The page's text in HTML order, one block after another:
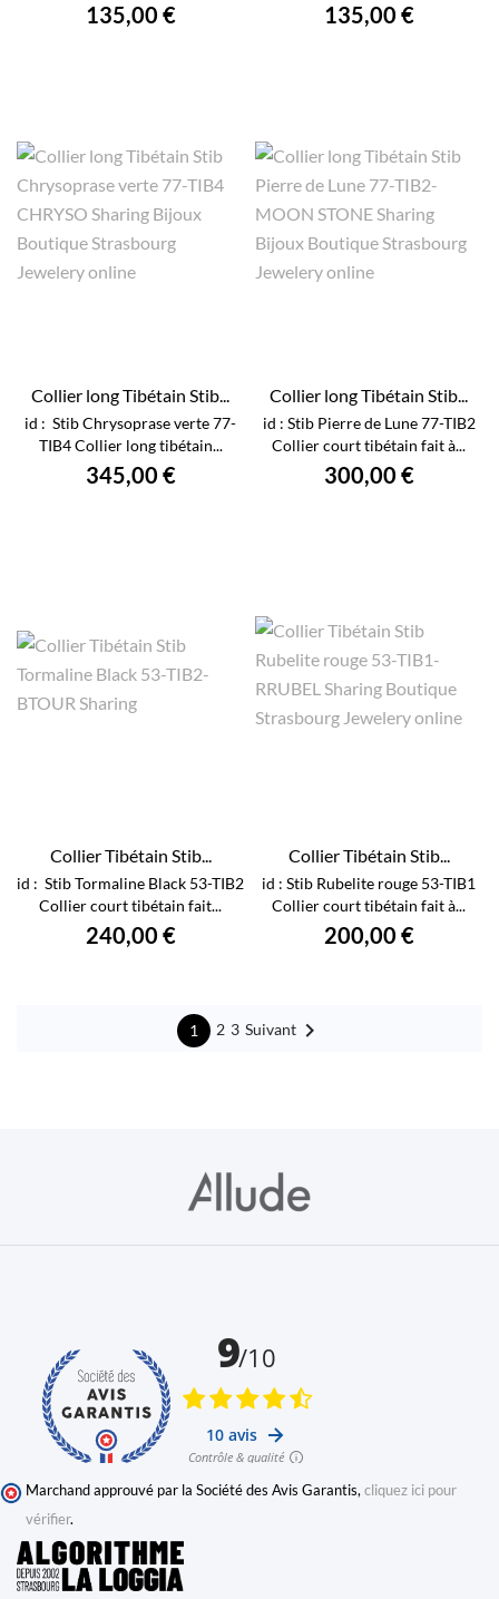
135,00 € 135,00 €
Collier long Tibétain Stib...
id : Stib Chrysoprase verte 77-
TIB4 Collier long tibétain...
345,00 €
Collier long Tibétain Stib...
id : Stib Pierre de Lune 77-TIB2
Collier court tibétain fait à...
300,00 €
Collier Tibétain Stib...
id : Stib Tormaline Black 53-TIB2
Collier court tibétain fait...
240,00 €
Collier Tibétain Stib...
id : Stib Rubelite rouge 53-TIB1
Collier court tibétain fait à...
200,00 €
1 2 3 Suivant
Marchand approuvé par la Société des Avis Garantis, cliquez ici pour
vérifier.